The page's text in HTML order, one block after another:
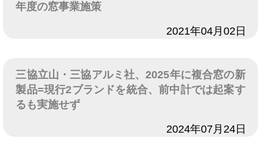
年度の窓事業施策
2021年04月02日
三協立山・三協アルミ社、2025年に複合窓の新
製品=現行2ブランドを統合、前中計では起案す
るも実施せず
2024年07月24日